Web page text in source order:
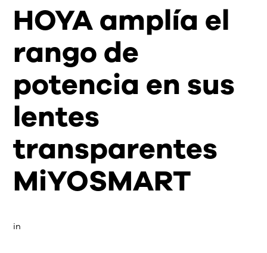
HOYA amplía el
rango de
potencia en sus
lentes
transparentes
MiYOSMART
in